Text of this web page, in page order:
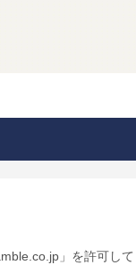
」を許可して